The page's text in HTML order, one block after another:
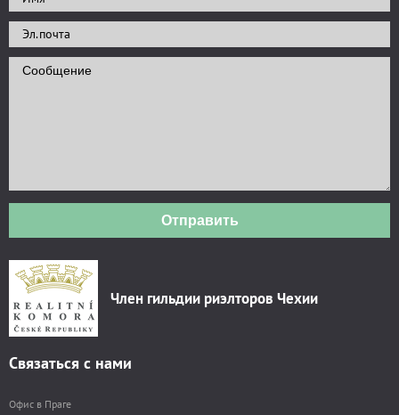
Отправить
Член гильдии риэлторов Чехии
Связаться с нами
Офис в Праге